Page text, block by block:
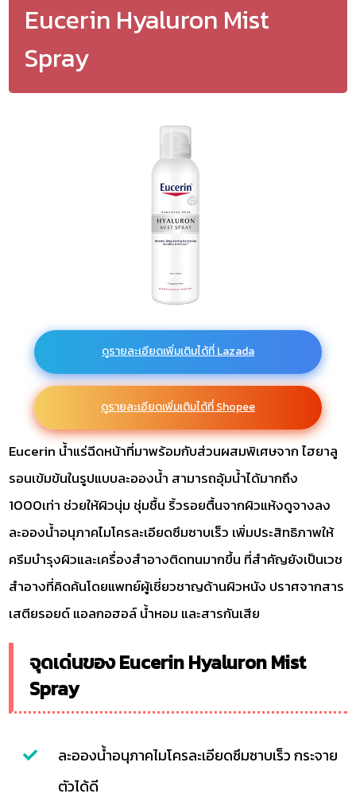
Eucerin Hyaluron Mist
Spray
ดูรายละเอียดเพิ่มเติมได้ที่ Lazada
ดูรายละเอียดเพิ่มเติมได้ที่ Shopee
Eucerin น้ำแร่ฉีดหน้าที่มาพร้อมกับส่วนผสมพิเศษจาก ไฮยาลู
รอนเข้มข้นในรูปแบบละอองน้ำ สามารถอุ้มน้ำได้มากถึง
1000เท่า ช่วยให้ผิวนุ่ม ชุ่มชื้น ริ้วรอยตื้นจากผิวแห้งดูจางลง
ละอองน้ำอนุภาคไมโครละเอียดซึมซาบเร็ว เพิ่มประสิทธิภาพให้
ครีมบำรุงผิวและเครื่องสำอางติดทนมากขึ้น ที่สำคัญยังเป็นเวช
สำอางที่คิดค้นโดยแพทย์ผู้เชี่ยวชาญด้านผิวหนัง ปราศจากสาร
เสตียรอยด์ แอลกอฮอล์ น้ำหอม และสารกันเสีย
จุดเด่นของ Eucerin Hyaluron Mist
Spray
ละอองน้ำอนุภาคไมโครละเอียดซึมซาบเร็ว กระจาย
ตัวได้ดี